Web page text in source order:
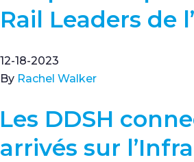
Rail Leaders de
12-18-2023
By Rachel Walker
Les DDSH
arrivés sur